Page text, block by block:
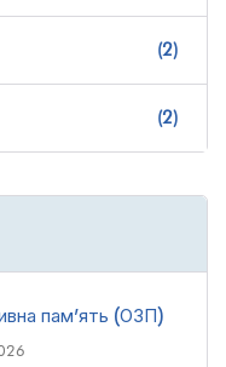
(2)
(2)
пам’ять (ОЗП)